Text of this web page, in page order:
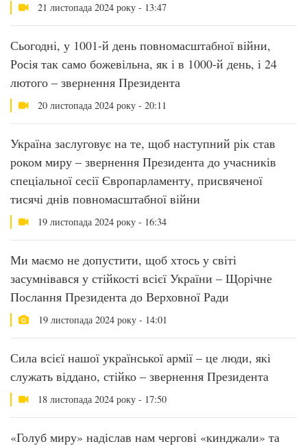
21 листопада 2024 року - 13:47
Сьогодні, у 1001-й день повномасштабної війни,
Росія так само божевільна, як і в 1000-й день, і 24
лютого – звернення Президента
20 листопада 2024 року - 20:11
Україна заслуговує на те, щоб наступний рік став
роком миру – звернення Президента до учасників
спеціальної сесії Європарламенту, присвяченої
тисячі днів повномасштабної війни
19 листопада 2024 року - 16:34
Ми маємо не допустити, щоб хтось у світі
засумнівався у стійкості всієї України – Щорічне
Послання Президента до Верховної Ради
19 листопада 2024 року - 14:01
Сила всієї нашої української армії – це люди, які
служать віддано, стійко – звернення Президента
18 листопада 2024 року - 17:50
«Голуб миру» надіслав нам чергові «кинджали» та